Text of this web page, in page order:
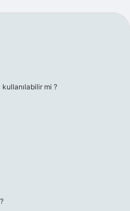
kullanılabilir mi ?